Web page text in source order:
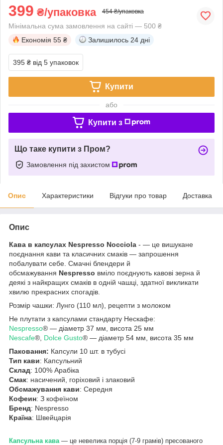
399 ₴/упаковка 454 ₴/упаковка
Мінімальна сума замовлення на сайті — 500 ₴
Економія 55 ₴ Залишилось 24 дні
395 ₴ від 5 упаковок
Купити
або
Купити з
Що таке купити з Пром?
Замовлення під захистом
Опис Характеристики Відгуки про товар Доставка
Опис
Кава в капсулах Nespresso Nocciola - — це вишукане
поєднання кави та класичних смаків — запрошення
побалувати себе. Смачні блендери й
обсмажування Nespresso вміло поєднують кавові зерна й
деякі з найкращих смаків в одній чашці, здатної викликати
хвилю прекрасних спогадів.
Розмір чашки: Лунго (110 мл), рецепти з молоком
Не плутати з капсулами стандарту Нескафе:
Nespresso® — діаметр 37 мм, висота 25 мм
Nescafe®, Dolce Gusto® — діаметр 54 мм, висота 35 мм
Паковання: Капсули 10 шт. в тубусі
Тип кави: Капсульний
Склад: 100% Арабіка
Смак: насичений, горіховий і злаковий
Обсмажування кави: Середня
Кофеин: З кофеїном
Бренд: Nespresso
Країна: Швейцарія
Капсульна кава — це невелика порція (7-9 грамів) пресованого